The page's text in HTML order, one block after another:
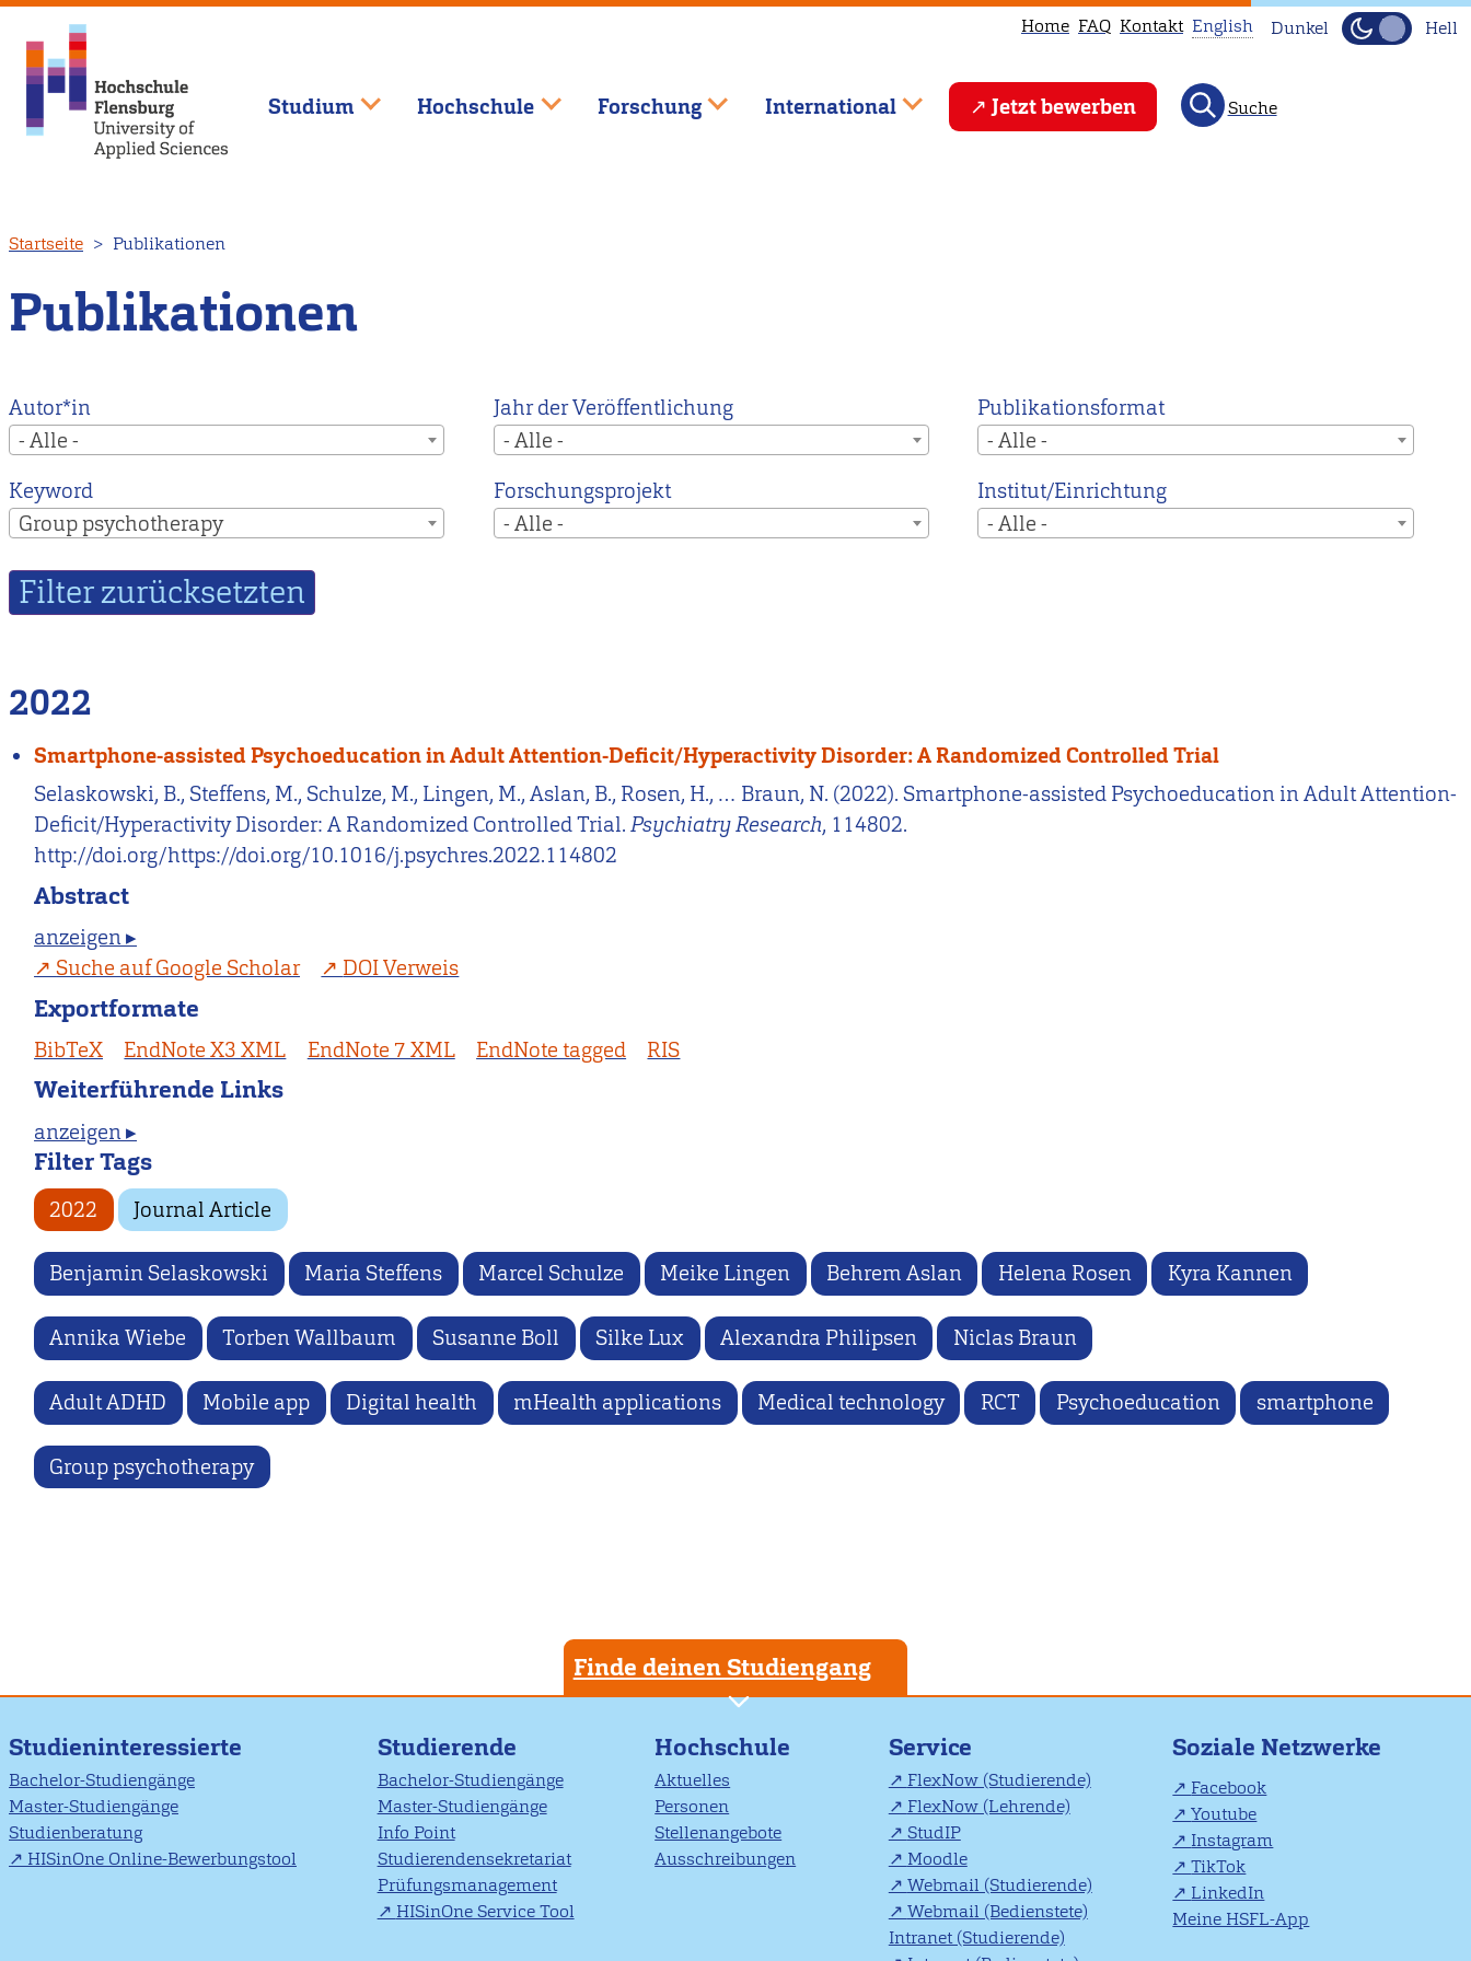
zum
Inhalt
Home FAQ Kontakt
This
page
main
page
English Dunkel Hell
Studium Hochschule Forschung International Jetzt bewerben Suche
Startseite Publikationen
Publikationen
Autor*in
- Alle -
Jahr der Veröffentlichung
- Alle -
Publikationsformat
- Alle -
Keyword
Group psychotherapy
Forschungsprojekt
- Alle -
Institut/Einrichtung
- Alle -
2022
Smartphone-assisted Psychoeducation in Adult Attention-Deficit/Hyperactivity Disorder: A Randomized Controlled Trial
Selaskowski, B., Steffens, M., Schulze, M., Lingen, M., Aslan, B., Rosen, H., … Braun, N. (2022). Smartphone-assisted Psychoeducation in Adult Attention-
Deficit/Hyperactivity Disorder: A Randomized Controlled Trial.Psychiatry Research, 114802.
http://doi.org/https://doi.org/10.1016/j.psychres.2022.114802
Abstract
anzeigen ▸
Suche auf Google Scholar
DOI Verweis
Exportformate
BibTeX EndNote X3 XML EndNote 7 XML EndNote tagged RIS
Weiterführende Links
anzeigen ▸
Filter Tags
2022 Journal Article
Benjamin Selaskowski Maria Steffens Marcel Schulze Meike Lingen Behrem Aslan Helena Rosen Kyra Kannen
Annika Wiebe Torben Wallbaum Susanne Boll Silke Lux Alexandra Philipsen Niclas Braun
Adult ADHD Mobile app Digital health mHealth applications Medical technology RCT Psychoeducation smartphone
Group psychotherapy
Finde deinen Studiengang
Studieninteressierte
Bachelor-Studiengänge
Master-Studiengänge
Studienberatung
HISinOne Online-Bewerbungstool
Studierende
Bachelor-Studiengänge
Master-Studiengänge
Info Point
Studierendensekretariat
Prüfungsmanagement
HISinOne Service Tool
Hochschule
Aktuelles
Personen
Stellenangebote
Ausschreibungen
Service
FlexNow (Studierende)
FlexNow (Lehrende)
StudIP
Moodle
Webmail (Studierende)
Webmail (Bedienstete)
Intranet (Studierende)
Soziale Netzwerke
Facebook
Youtube
Instagram
TikTok
LinkedIn
Meine HSFL-App